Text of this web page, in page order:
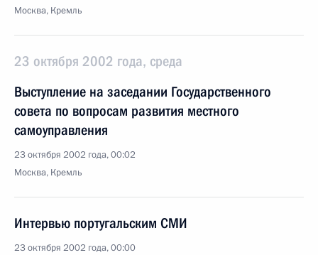
Москва, Кремль
23 октября 2002 года, среда
Выступление на заседании Государственного
совета по вопросам развития местного
самоуправления
23 октября 2002 года, 00:02
Москва, Кремль
Интервью португальским СМИ
23 октября 2002 года, 00:00